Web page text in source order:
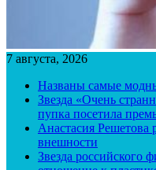
7 августа, 2026
Названы самые
Звезда «Очень
пупка посетила
Анастасия Решетова
внешности
Звезда российского